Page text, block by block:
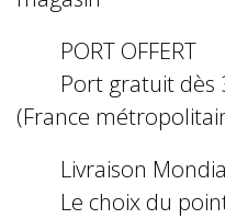
PORT OFFERT
Port gratuit dès
(France
Livraison
Le choix du